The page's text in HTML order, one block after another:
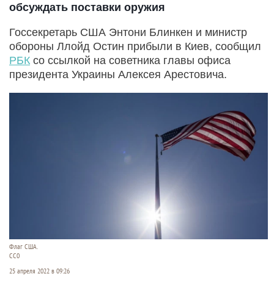
обсуждать поставки оружия
Госсекретарь США Энтони Блинкен и министр
обороны Ллойд Остин прибыли в Киев, сообщил
РБК со ссылкой на советника главы офиса
президента Украины Алексея Арестовича.
Флаг США.
СС0
25 апреля 2022 в 09:26